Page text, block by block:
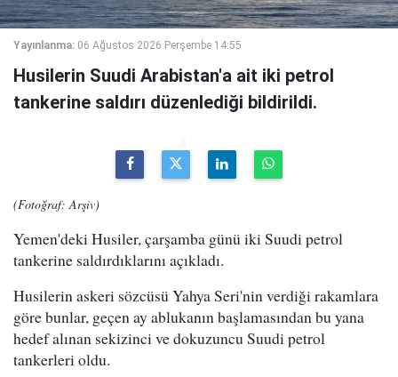
Yayınlanma: 06 Ağustos 2026 Perşembe 14:55
Husilerin Suudi Arabistan'a ait iki petrol
tankerine saldırı düzenlediği bildirildi.
(Fotoğraf: Arşiv)
Yemen'deki Husiler, çarşamba günü iki Suudi petrol
tankerine saldırdıklarını açıkladı.
Husilerin askeri sözcüsü Yahya Seri'nin verdiği rakamlara
göre bunlar, geçen ay ablukanın başlamasından bu yana
hedef alınan sekizinci ve dokuzuncu Suudi petrol
tankerleri oldu.